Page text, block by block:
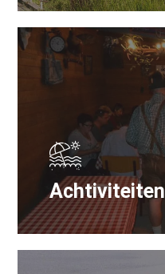
Achtiviteiten